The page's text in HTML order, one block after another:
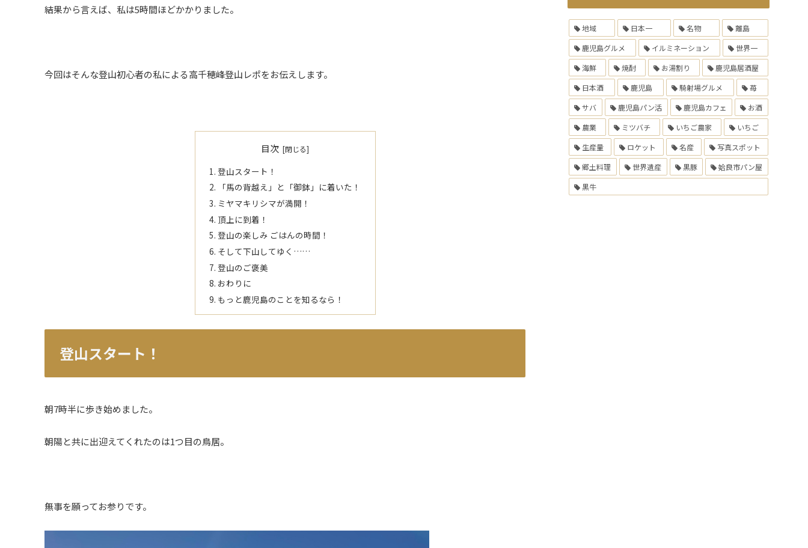
結果から言えば、私は5時間ほどかかりました。
今回はそんな登山初心者の私による高千穂峰登山レポをお伝えします。
目次
登山スタート！
「馬の背越え」と「御鉢」に着いた！
ミヤマキリシマが満開！
頂上に到着！
登山の楽しみ ごはんの時間！
そして下山してゆく……
登山のご褒美
おわりに
もっと鹿児島のことを知るなら！
登山スタート！
朝7時半に歩き始めました。
朝陽と共に出迎えてくれたのは1つ目の鳥居。
無事を願ってお参りです。
地域 日本一 名物
離島
鹿児島グルメ
イルミネーション
世界一
海鮮
焼酎 お湯割り
鹿児島居酒屋
日本酒
鹿児島 騎射場グルメ
苺
サバ
鹿児島パン活 鹿児島カフェ
お酒
農業
ミツバチ いちご農家
いちご
生産量
ロケット 名産
写真スポット
郷土料理
世界遺産 黒豚
姶良市パン屋
黒牛